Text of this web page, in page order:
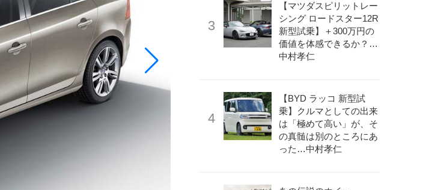
【マツダスピリットレー
シング ロードスター12R
新型試乗】＋300万円の
価値を体感できるか？…
中村孝仁
【BYD ラッコ 新型試
乗】クルマとしての出来
は「極めて高い」が、そ
の真髄は別のところにあ
った…中村孝仁